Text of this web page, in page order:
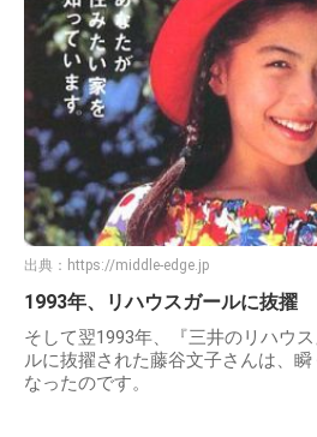
出典： https://middle-edge.jp
1993年、リハウスガールに抜擢
そして翌1993年、『三井のリハウ
ルに抜擢された藤谷文子さんは、
なったのです。